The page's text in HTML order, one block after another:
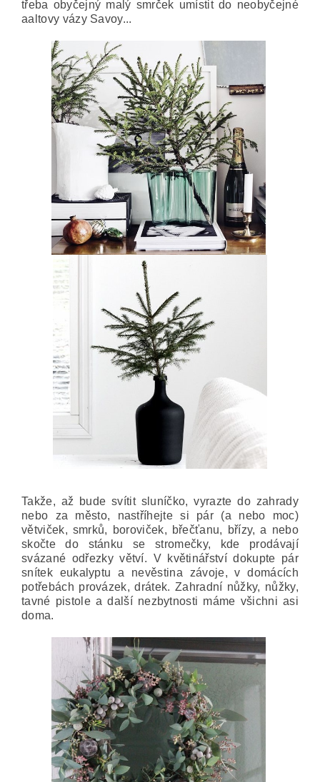
třeba obyčejný malý smrček umístit do neobyčejné
aaltovy vázy Savoy...
Takže, až bude svítit sluníčko, vyrazte do zahrady
nebo za město, nastříhejte si pár (a nebo moc)
větviček, smrků, boroviček, břečťanu, břízy, a nebo
skočte do stánku se stromečky, kde prodávají
svázané odřezky větví. V květinářství dokupte pár
snítek eukalyptu a nevěstina závoje, v domácích
potřebách provázek, drátek. Zahradní nůžky, nůžky,
tavné pistole a další nezbytnosti máme všichni asi
doma.